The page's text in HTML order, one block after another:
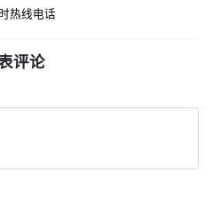
热线电话
评论